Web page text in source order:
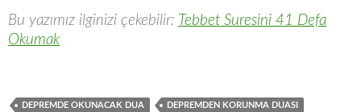
Bu yazımız ilginizi çekebilir: Tebbet Suresini 41 Defa
Okumak
DEPREMDE OKUNACAK DUA DEPREMDEN KORUNMA DUASI